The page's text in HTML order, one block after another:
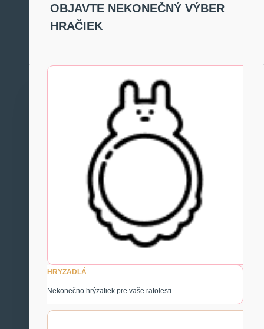
OBJAVTE NEKONEČNÝ VÝBER
HRAČIEK
HRYZADLÁ
Nekonečno hrýzatiek pre vaše ratolesti.